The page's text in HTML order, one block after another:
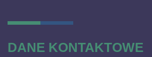
DANE KONTAKTOWE